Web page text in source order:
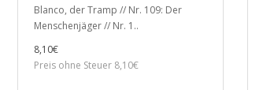
Blanco, der Tramp // Nr. 109: Der
Menschenjäger // Nr. 1..
8,10€
Preis ohne Steuer 8,10€